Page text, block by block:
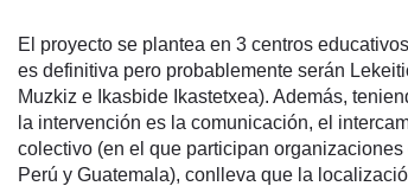
El proyecto se plantea en 3 centros
es definitiva pero probablemente serán
Muzkiz e Ikasbide Ikastetxea). Además,
la intervención es la comunicación, el
colectivo (en el que participan
Perú y Guatemala), conlleva que la